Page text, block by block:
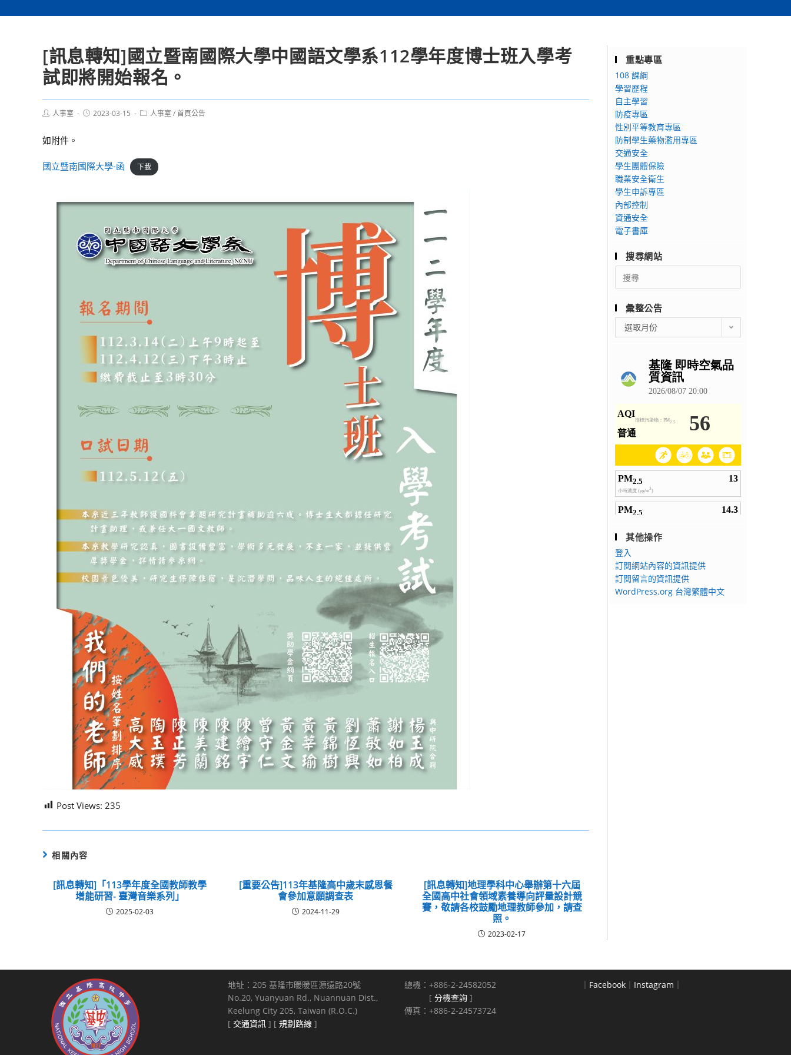
[訊息轉知]國立暨南國際大學中國語文學系112學年度博士班入學考
試即將開始報名。
Post人事室
Post2023-03-15
Post人事室 /首頁公告
如附件。
國立暨南國際大學-函 下載
Post Views: 235
相關內容
[訊息轉知]「113學年度全國教師教學
增能研習- 臺灣音樂系列」
2025-02-03
[重要公告]113年基隆高中歲末感恩餐
會參加意願調查表
2024-11-29
[訊息轉知]地理學科中心舉辦第十六屆
全國高中社會領域素養導向評量設計競
賽，敬請各校鼓勵地理教師參加，請查
照。
2023-02-17
重點專區
108 課綱
學習歷程
自主學習
防疫專區
性別平等教育專區
防制學生藥物濫用專區
交通安全
學生團體保險
職業安全衛生
學生申訴專區
內部控制
資通安全
電子書庫
搜尋網站
Search
for:
彙整公告
整
選取月份
其他操作
登入
訂閱網站內容的資訊提供
訂閱留言的資訊提供
WordPress.org 台灣繁體中文
地址：205 基隆市暖暖區源遠路20號
No.20, Yuanyuan Rd., Nuannuan Dist.,
Keelung City 205, Taiwan (R.O.C.)
[ 交通資訊 ] [ 規劃路線 ]
總機：+886-2-24582052
[ 分機查詢 ]
傳真：+886-2-24573724
｜ Facebook ｜ Instagram ｜